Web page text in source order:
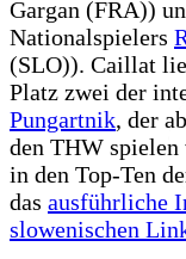
Gargan (FRA))
Nationalspielers
(SLO)). Caillat
Platz zwei der
Pungartnik, der
den THW
in den Top-Ten
das ausführliche
slowenischen